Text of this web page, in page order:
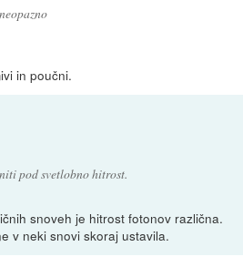
in poučni.
pod svetlobno hitrost.
snoveh je hitrost fotonov različna.
v neki snovi skoraj ustavila.